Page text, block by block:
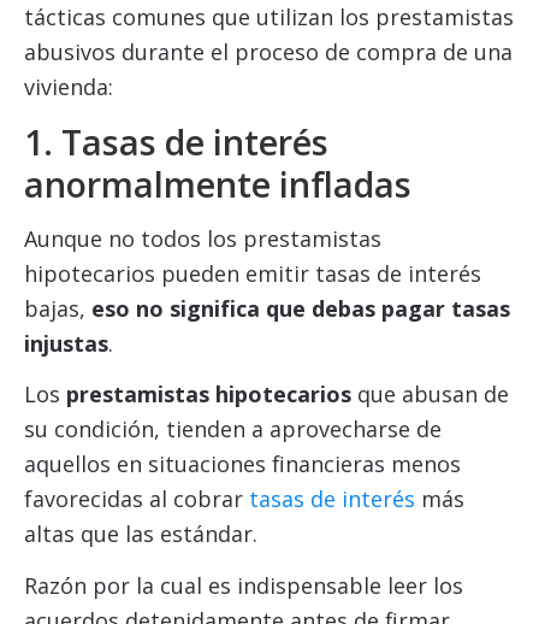
tácticas comunes que utilizan los prestamistas
abusivos durante el proceso de compra de una
vivienda:
1. Tasas de interés
anormalmente infladas
Aunque no todos los prestamistas
hipotecarios pueden emitir tasas de interés
bajas, eso no significa que debas pagar tasas
injustas.
Los prestamistas hipotecarios que abusan de
su condición, tienden a aprovecharse de
aquellos en situaciones financieras menos
favorecidas al cobrar tasas de interés más
altas que las estándar.
Razón por la cual es indispensable leer los